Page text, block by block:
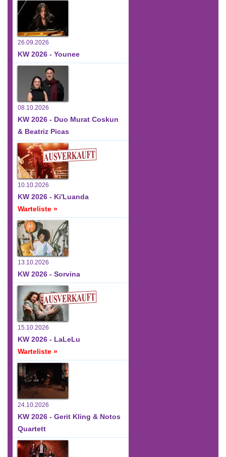
26.09.2026
KW 2026 - Younee
08.10.2026
KW 2026 - Duo Murat Coskun
& Beatriz Picas
10.10.2026
KW 2026 - Ki'Luanda
Warteliste »
13.10.2026
KW 2026 - Sorvina
15.10.2026
KW 2026 - LaLeLu
Warteliste »
24.10.2026
KW 2026 - Gerit Kling & Notos
Quartett